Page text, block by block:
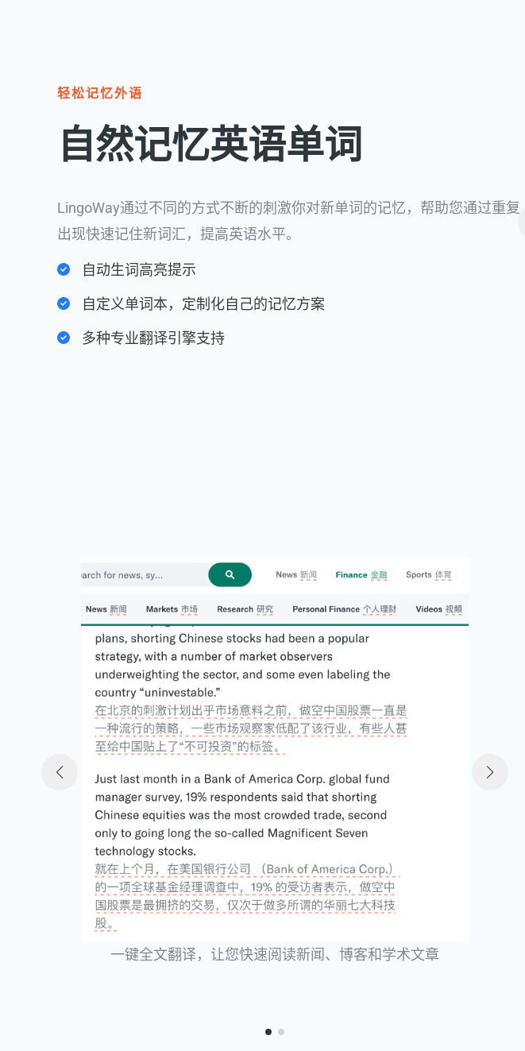
轻松记忆外语​
自然记忆英语单词
LingoWay通过不同的方式不断的刺激你对新单词的记忆，帮助您通过重复
出现快速记住新词汇，提高英语水平。
自动生词高亮提示
自定义单词本，定制化自己的记忆方案
多种专业翻译引擎支持
稍后读
一键全文翻译，让您快速阅读新闻、博客和学术文章
稍后读
一键全文翻译，让您快速阅读新闻、博客和学术文章